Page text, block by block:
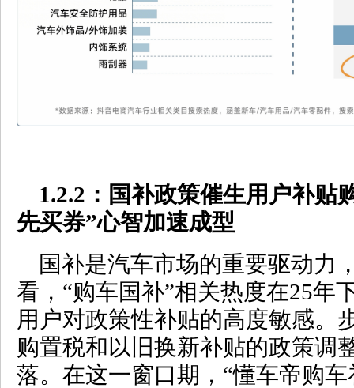
1.2.2 ：国补政策催生用户补贴
先买券”心智加速成型
国补是汽车市场的重要驱动力
看，“购车国补”相关热度在25年
用户对政策性补贴的高度敏感。
购置税和以旧换新补贴的政策调
落。在这一窗口期，“懂车帝购